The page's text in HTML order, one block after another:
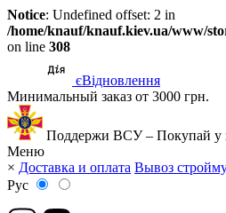
Notice: Undefined offset: 2 in
/home/knauf/knauf.kiev.ua/www/
on line 308
єВідновлення
Минимальный заказ от 3000 грн.
Поддержи ВСУ – Покупай у
Меню
× Доставка и оплата Вывоз
Рус